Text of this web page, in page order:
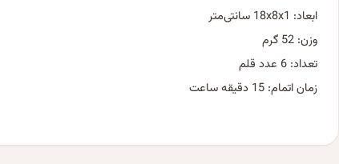
ابعاد: 18x8x1 سانتی‌متر
وزن: 52 گرم
تعداد: 6 عدد قلم
زمان اتمام: 15 دقیقه ساعت